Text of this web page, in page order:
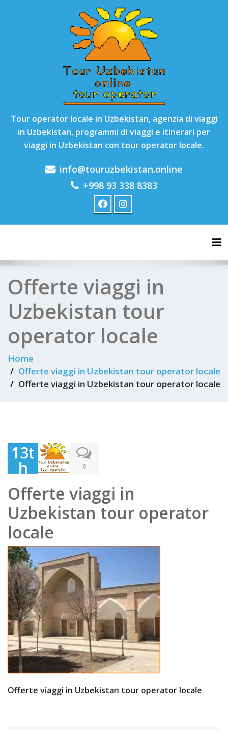
Tour operator locale in Uzbekistan, agenzia di viaggi
in Uzbekistan, programmi di viaggi e itinerari per
viaggi in Uzbekistan con tour operator locale.
info@touruzbekistan.online
+998 93 338 8383
Offerte viaggi in
Uzbekistan tour
operator locale
Home
Offerte viaggi in Uzbekistan tour operator locale
Offerte viaggi in Uzbekistan tour operator locale
13t
h
Jun
e
202
0
0
Offerte viaggi in
Uzbekistan tour operator
locale
Offerte viaggi in Uzbekistan tour operator locale